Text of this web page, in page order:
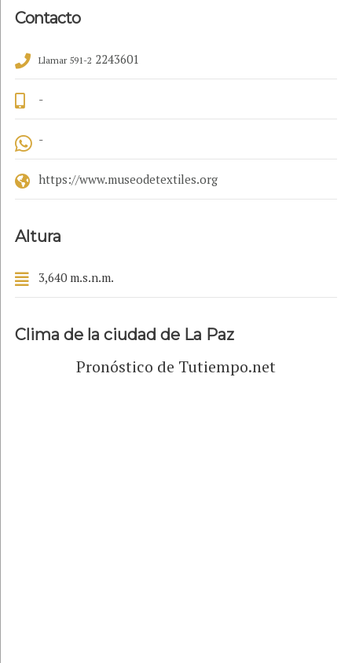
Contacto
Llamar 591-2 2243601
-
-
https://www.museodetextiles.org
Altura
3,640 m.s.n.m.
Clima de la ciudad de La Paz
Pronóstico de Tutiempo.net